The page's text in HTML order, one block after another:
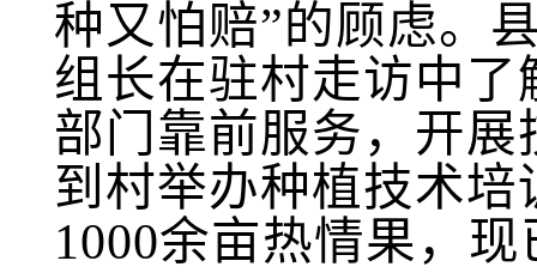
种又怕赔”的顾虑。
组长在驻村走访中
部门靠前服务，开
到村举办种植技术
1000余亩热情果，